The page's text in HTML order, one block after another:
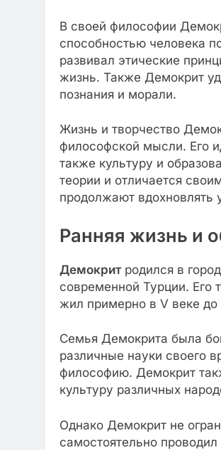
В своей философии
способностью человека
развивал этические
жизнь. Также Демокрит
познания и морали.
Жизнь и творчество
философской мысли. Его
также культуру и
теории и отличается
продолжают
Ранняя жизнь и
Демокритродился в
современной Турции. Его
жил примерно в V веке
Семья Демокрита была
различные науки своего
философию. Демокрит
культуру различных
Однако Демокрит не
самостоятельно